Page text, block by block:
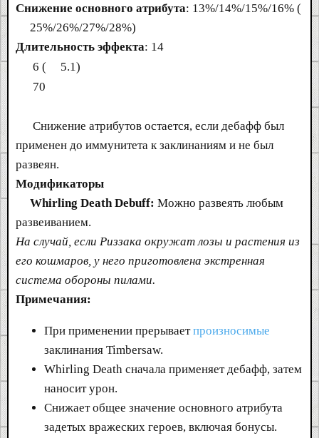
Снижение основного атрибута: 13%/14%/15%/16% (
25%/26%/27%/28%)
Длительность эффекта: 14
6 (
5.1)
70
Снижение атрибутов остается, если дебафф был
применен до иммунитета к заклинаниям и не был
развеян.
Модификаторы
Whirling Death Debuff: Можно развеять любым
развеиванием.
На случай, если Риззака окружат лозы и растения из
его кошмаров, у него приготовлена экстренная
система обороны пилами.
Примечания:
При применении прерываетпроизносимые
заклинания Timbersaw.
Whirling Death сначала применяет дебафф, затем
наносит урон.
Снижает общее значение основного атрибута
задетых вражеских героев, включая бонусы.